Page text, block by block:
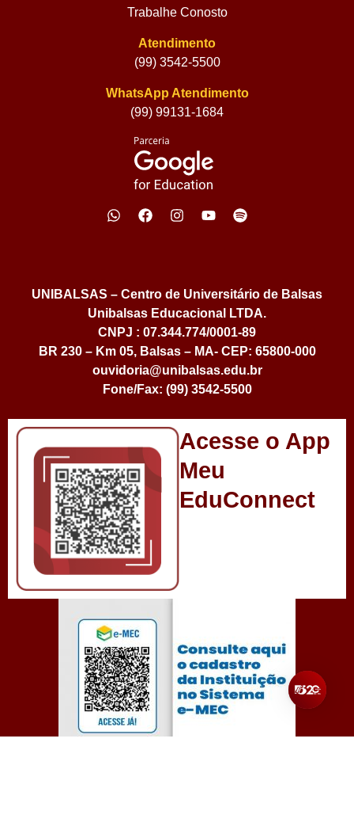
Trabalhe Conosto
Atendimento
(99) 3542-5500
WhatsApp Atendimento
(99) 99131-1684
UNIBALSAS – Centro de Universitário de Balsas
Unibalsas Educacional LTDA.
CNPJ : 07.344.774/0001-89
BR 230 – Km 05, Balsas – MA- CEP: 65800-000
ouvidoria@unibalsas.edu.br
Fone/Fax: (99) 3542-5500
Acesse o App
Meu
EduConnect